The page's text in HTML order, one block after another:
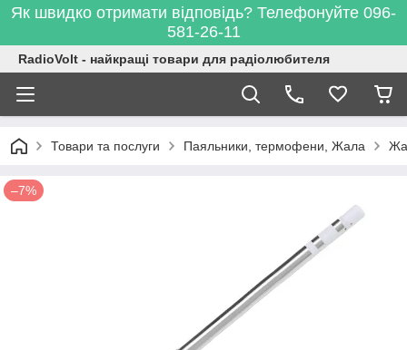
Як швидко отримати відповідь? Телефонуйте 096-
581-26-11
RadioVolt - найкращі товари для радіолюбителя
Товари та послуги Паяльники, термофени, Жала
–7%